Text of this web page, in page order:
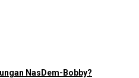
NasDem-Bobby?